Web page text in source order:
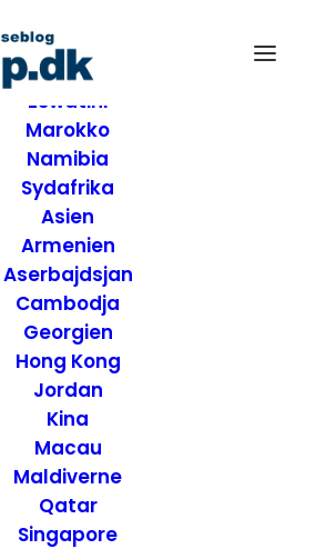
Destinationer
Afrika
Eswatini
Marokko
Namibia
Sydafrika
Asien
Armenien
Aserbajdsjan
Cambodja
Georgien
Hong Kong
Jordan
Kina
Macau
Maldiverne
Qatar
Singapore
Oceanien